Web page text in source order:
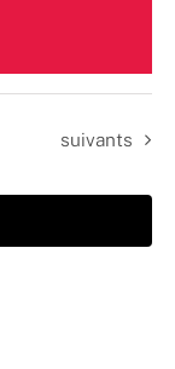
Évènements
suivants